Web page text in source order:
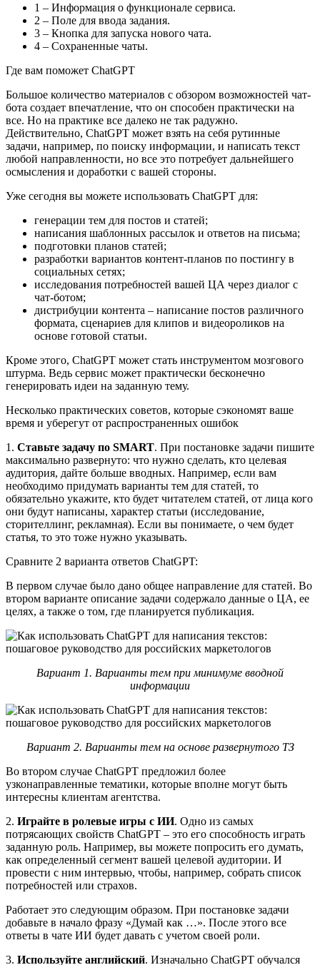
1 – Информация о функционале сервиса.
2 – Поле для ввода задания.
3 – Кнопка для запуска нового чата.
4 – Сохраненные чаты.
Где вам поможет ChatGPT
Большое количество материалов с обзором возможностей чат-
бота создает впечатление, что он способен практически на
все. Но на практике все далеко не так радужно.
Действительно, ChatGPT может взять на себя рутинные
задачи, например, по поиску информации, и написать текст
любой направленности, но все это потребует дальнейшего
осмысления и доработки с вашей стороны.
Уже сегодня вы можете использовать ChatGPT для:
генерации тем для постов и статей;
написания шаблонных рассылок и ответов на письма;
подготовки планов статей;
разработки вариантов контент-планов по постингу в
социальных сетях;
исследования потребностей вашей ЦА через диалог с
чат-ботом;
дистрибуции контента – написание постов различного
формата, сценариев для клипов и видеороликов на
основе готовой статьи.
Кроме этого, ChatGPT может стать инструментом мозгового
штурма. Ведь сервис может практически бесконечно
генерировать идеи на заданную тему.
Несколько практических советов, которые сэкономят ваше
время и уберегут от распространенных ошибок
1. Ставьте задачу по SMART. При постановке задачи пишите
максимально развернуто: что нужно сделать, кто целевая
аудитория, дайте больше вводных. Например, если вам
необходимо придумать варианты тем для статей, то
обязательно укажите, кто будет читателем статей, от лица кого
они будут написаны, характер статьи (исследование,
сторителлинг, рекламная). Если вы понимаете, о чем будет
статья, то это тоже нужно указывать.
Сравните 2 варианта ответов ChatGPT:
В первом случае было дано общее направление для статей. Во
втором варианте описание задачи содержало данные о ЦА, ее
целях, а также о том, где планируется публикация.
Вариант 1. Варианты тем при минимуме вводной
информации
Вариант 2. Варианты тем на основе развернутого ТЗ
Во втором случае ChatGPT предложил более
узконаправленные тематики, которые вполне могут быть
интересны клиентам агентства.
2. Играйте в ролевые игры с ИИ. Одно из самых
потрясающих свойств ChatGPT – это его способность играть
заданную роль. Например, вы можете попросить его думать,
как определенный сегмент вашей целевой аудитории. И
провести с ним интервью, чтобы, например, собрать список
потребностей или страхов.
Работает это следующим образом. При постановке задачи
добавьте в начало фразу «Думай как …». После этого все
ответы в чате ИИ будет давать с учетом своей роли.
3. Используйте английский. Изначально ChatGPT обучался